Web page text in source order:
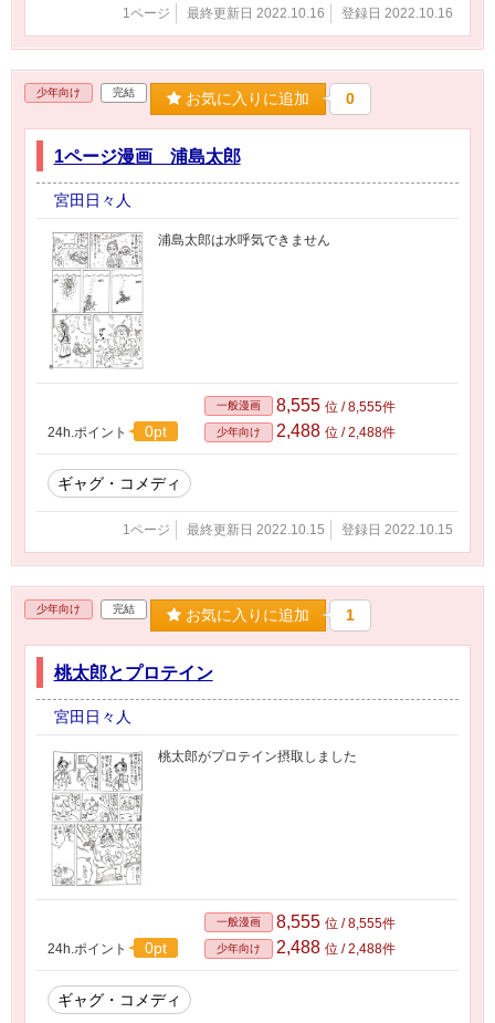
1ページ 最終更新日 2022.10.16 登録日 2022.10.16
少年向け 完結 お気に入りに追加 0
1ページ漫画 浦島太郎
宮田日々人
浦島太郎は水呼気できません
24h.ポイント 0pt
一般漫画 8,555 位 / 8,555件
少年向け 2,488 位 / 2,488件
ギャグ・コメディ
1ページ 最終更新日 2022.10.15 登録日 2022.10.15
少年向け 完結 お気に入りに追加 1
桃太郎とプロテイン
宮田日々人
桃太郎がプロテイン摂取しました
24h.ポイント 0pt
一般漫画 8,555 位 / 8,555件
少年向け 2,488 位 / 2,488件
ギャグ・コメディ